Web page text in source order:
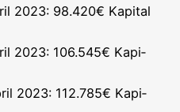
2023: 98.420€ Kapi­tal
2023: 106.545€ Kapi­
2023: 112.785€ Kapi­